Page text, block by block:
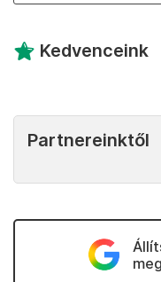
Kedvenceink
Partnereinktől